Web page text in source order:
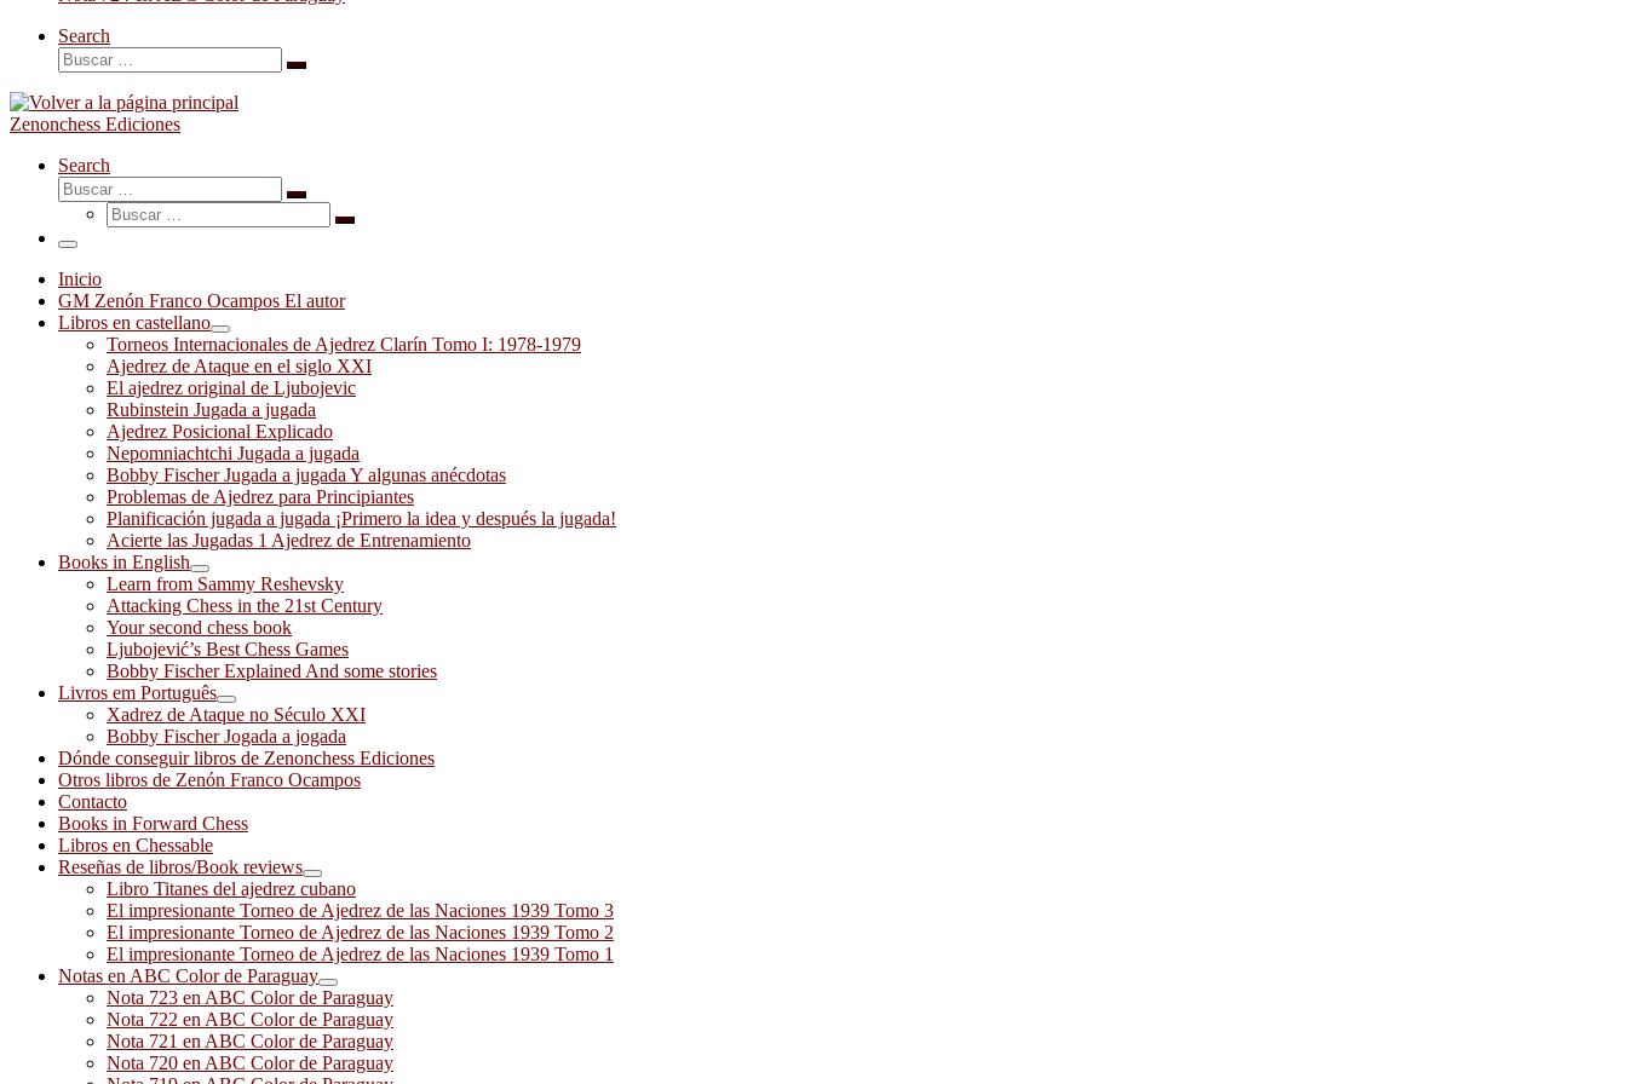
Search
Buscar
Buscar
Zenonchess Ediciones
Search
Buscar
Buscar
Buscar
Buscar
Menú
Inicio
GM Zenón Franco Ocampos El autor
Libros en castellano
Torneos Internacionales de Ajedrez Clarín Tomo I: 1978-1979
Ajedrez de Ataque en el siglo XXI
El ajedrez original de Ljubojevic
Rubinstein Jugada a jugada
Ajedrez Posicional Explicado
Nepomniachtchi Jugada a jugada
Bobby Fischer Jugada a jugada Y algunas anécdotas
Problemas de Ajedrez para Principiantes
Planificación jugada a jugada ¡Primero la idea y después la jugada!
Acierte las Jugadas 1 Ajedrez de Entrenamiento
Books in English
Learn from Sammy Reshevsky
Attacking Chess in the 21st Century
Your second chess book
Ljubojević’s Best Chess Games
Bobby Fischer Explained And some stories
Livros em Português
Xadrez de Ataque no Século XXI
Bobby Fischer Jogada a jogada
Dónde conseguir libros de Zenonchess Ediciones
Otros libros de Zenón Franco Ocampos
Contacto
Books in Forward Chess
Libros en Chessable
Reseñas de libros/Book reviews
Libro Titanes del ajedrez cubano
El impresionante Torneo de Ajedrez de las Naciones 1939 Tomo 3
El impresionante Torneo de Ajedrez de las Naciones 1939 Tomo 2
El impresionante Torneo de Ajedrez de las Naciones 1939 Tomo 1
Notas en ABC Color de Paraguay
Nota 723 en ABC Color de Paraguay
Nota 722 en ABC Color de Paraguay
Nota 721 en ABC Color de Paraguay
Nota 720 en ABC Color de Paraguay